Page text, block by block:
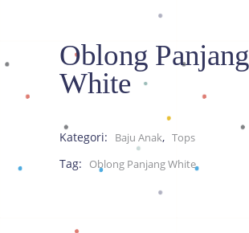
Oblong Panjang
White
Kategori: Baju Anak, Tops
Tag: Oblong Panjang White